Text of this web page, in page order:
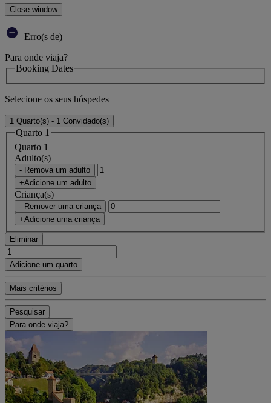
Close window
Erro(s de)
Para onde viaja?
Booking Dates
Selecione os seus hóspedes
1 Quarto(s) - 1 Convidado(s)
Quarto 1
Quarto 1
Adulto(s)
- Remova um adulto
+Adicione um adulto
Criança(s)
- Remover uma criança
+Adicione uma criança
Eliminar
Adicione um quarto
Mais critérios
Pesquisar
Para onde viaja?